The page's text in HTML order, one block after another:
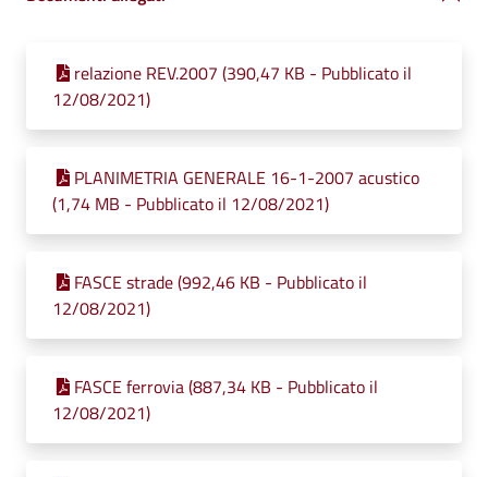
relazione REV.2007 (390,47 KB - Pubblicato il
12/08/2021)
PLANIMETRIA GENERALE 16-1-2007 acustico
(1,74 MB - Pubblicato il 12/08/2021)
FASCE strade (992,46 KB - Pubblicato il
12/08/2021)
FASCE ferrovia (887,34 KB - Pubblicato il
12/08/2021)